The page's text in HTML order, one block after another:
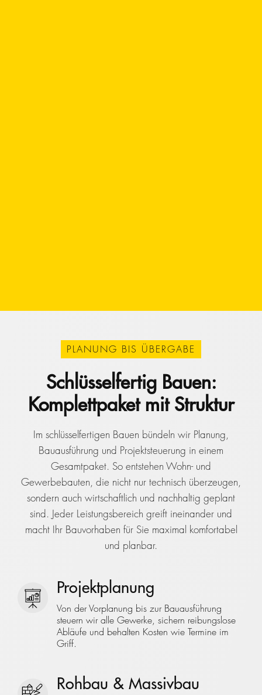
PLANUNG BIS ÜBERGABE
Schlüsselfertig Bauen:
Komplettpaket mit Struktur
Im schlüsselfertigen Bauen bündeln wir Planung,
Bauausführung und Projektsteuerung in einem
Gesamtpaket. So entstehen Wohn- und
Gewerbebauten, die nicht nur technisch überzeugen,
sondern auch wirtschaftlich und nachhaltig geplant
sind. Jeder Leistungsbereich greift ineinander und
macht Ihr Bauvorhaben für Sie maximal komfortabel
und planbar.
Projektplanung
Von der Vorplanung bis zur Bauausführung
steuern wir alle Gewerke, sichern reibungslose
Abläufe und behalten Kosten wie Termine im
Griff.
Rohbau & Massivbau